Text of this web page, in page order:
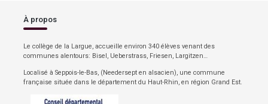
À propos
Le collège de la Largue, accueille environ 340 élèves venant des
communes alentours: Bisel, Ueberstrass, Friesen, Largitzen…
Localisé à Seppois-le-Bas, (Needersept en alsacien), une commune
française située dans le département du Haut-Rhin, en région Grand Est.